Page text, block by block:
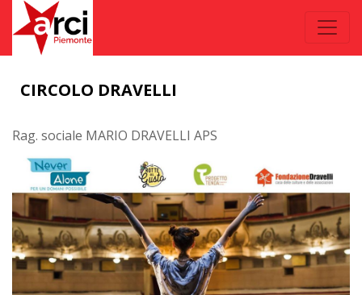
CIRCOLO DRAVELLI
Rag. sociale MARIO DRAVELLI APS